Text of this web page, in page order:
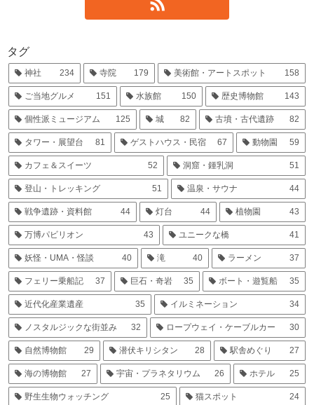
タグ
神社 234 寺院 179 美術館・アートスポット 158
ご当地グルメ 151 水族館 150 歴史博物館 143
個性派ミュージアム 125 城 82 古墳・古代遺跡 82
タワー・展望台 81 ゲストハウス・民宿 67 動物園 59
カフェ＆スイーツ 52 洞窟・鍾乳洞 51
登山・トレッキング 51 温泉・サウナ 44
戦争遺跡・資料館 44 灯台 44 植物園 43
万博パビリオン 43 ユニークな橋 41
妖怪・UMA・怪談 40 滝 40 ラーメン 37
フェリー乗船記 37 巨石・奇岩 35 ボート・遊覧船 35
近代化産業遺産 35 イルミネーション 34
ノスタルジックな街並み 32 ロープウェイ・ケーブルカー 30
自然博物館 29 潜伏キリシタン 28 駅舎めぐり 27
海の博物館 27 宇宙・プラネタリウム 26 ホテル 25
野生生物ウォッチング 25 猫スポット 24